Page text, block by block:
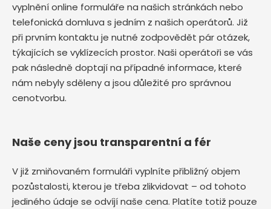
vyplnění online formuláře na našich stránkách nebo
telefonická domluva s jedním z našich operátorů. Již
při prvním kontaktu je nutné zodpovědět pár otázek,
týkajících se vyklízecích prostor. Naši operátoři se vás
pak následně doptají na případné informace, které
nám nebyly sděleny a jsou důležité pro správnou
cenotvorbu.
Naše ceny jsou transparentní a fér
V již zmiňovaném formuláři vyplníte přibližný objem
pozůstalosti, kterou je třeba zlikvidovat – od tohoto
jediného údaje se odvíjí naše cena. Platíte totiž pouze